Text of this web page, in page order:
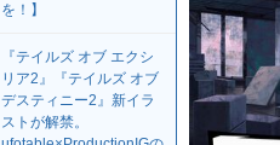
を！】
『テイルズ オブ エクシ
リア2』『テイルズ オブ
デスティニー2』新イラ
ストが解禁。